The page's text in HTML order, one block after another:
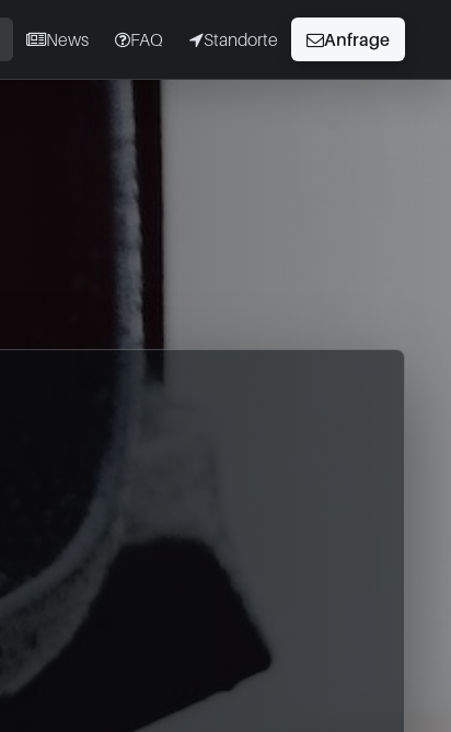
News FAQ Standorte Anfrage